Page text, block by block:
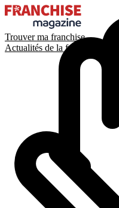
Trouver ma franchise
Actualités de la franchise